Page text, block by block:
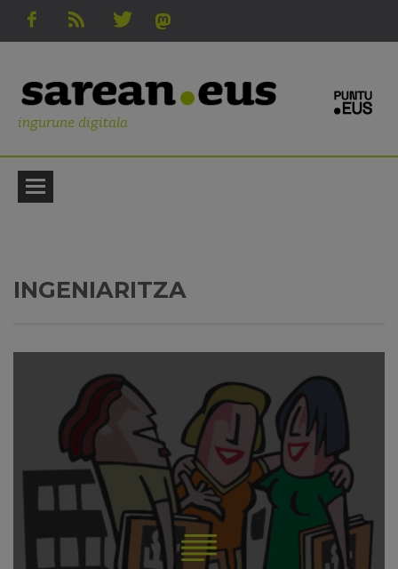
ingurune digitala
INGENIARITZA